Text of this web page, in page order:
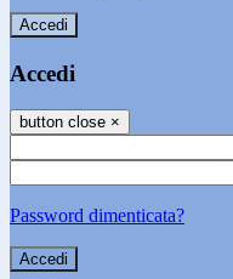
Accedi
Accedi
button close ×
Password dimenticata?